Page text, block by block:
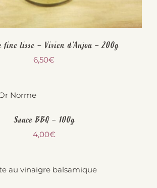
fine lisse – Vivien d’Anjou – 200g
6,50€
Sauce BBQ – 100g
4,00€